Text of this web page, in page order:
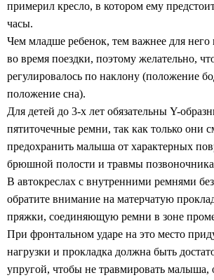
примерил кресло, в котором ему
часы.
Чем младше ребенок, тем важнее для него
во время поездки, поэтому желательно,
регулировалось по наклону (положение
положение сна).
Для детей до 3-х лет обязательны Y-
пятиточечные ремни, так как только они
предохранить малыша от характерных
брюшной полости и травмы
В автокреслах с внутренними ремнями
обратите внимание на матерчатую
пряжки, соединяющую ремни в зоне
При фронтальном ударе на это место
нагрузки и прокладка должна быть
упругой, чтобы не травмировать малыша,